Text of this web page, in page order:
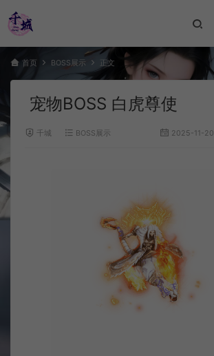
首页 BOSS展示 正文
宠物BOSS 白虎尊使
千城 BOSS展示 2025-11-20